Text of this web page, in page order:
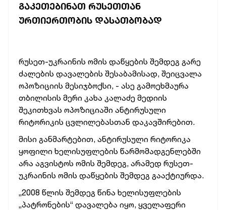
ᲒᲐᲙᲔᲗᲔᲑᲘᲜᲐᲗ ᲠᲣᲡᲔᲗᲗᲐᲜ
ᲣᲠᲗᲘᲔᲠᲗᲝᲑᲘᲡ ᲓᲐᲡᲐᲗᲑᲝᲑᲐᲓ
რუსეთ-უკრაინის ომის დაწყების შემდეგ გარე
ძალების დავალების შესაბამისად, შეიცვალა
ოპოზიციის მესიჯბოქსი, - ასე გამოეხმაურა
თბილისის მერი კახა კალაძე მედიის
შეკითხვას ოპოზიციაში ანტირუსული
რიტორიკის ცვლილებასთან დაკავშირებით.
მისი განმარტებით, ანტირუსული რიტორიკა
ყოფილი ხელისუფლების წარმომადგენლებში
არა აგვისტოს ომის შემდეგ, არამედ რუსეთ-
უკრაინის ომის დაწყების შემდეგ გააქტიურდა.
„2008 წლის შემდეგ წინა ხელისუფლების
„პატრონების“ დავალება იყო, ყველაფერი